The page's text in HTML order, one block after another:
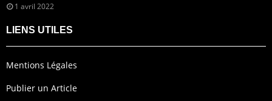
1 avril 2022
LIENS UTILES
Mentions Légales
Publier un Article